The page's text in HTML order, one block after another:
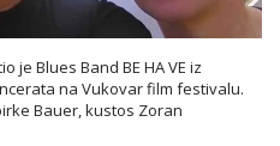
je Blues Band BE HA VE iz
na Vukovar film festivalu.
Bauer, kustos Zoran